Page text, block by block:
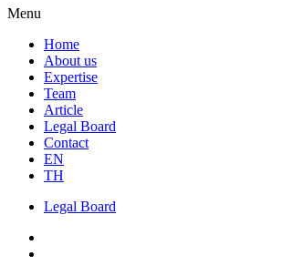
Menu
Home
About us
Expertise
Team
Article
Legal Board
Contact
EN
TH
Legal Board